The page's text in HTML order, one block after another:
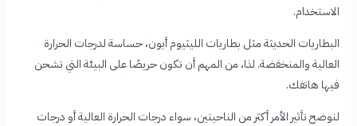
الاستخدام.
البطاريات الحديثة مثل بطاريات الليثيوم أيون، حساسة لدرجات الحرارة
العالية والمنخفضة. لذا، من المهم أن تكون حريصًا على البيئة التي تشحن
فيها هاتفك.
لنوضح تأثير الأمر أكثر من الناحيتين، سواء درجات الحرارة العالية أو درجات